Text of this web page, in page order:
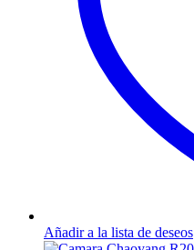
Añadir a la lista de deseos